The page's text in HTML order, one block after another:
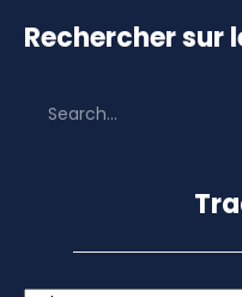
Rechercher sur